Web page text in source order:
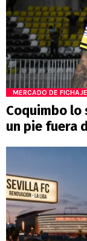
MERCADO DE
Coquimbo lo
un pie fuera